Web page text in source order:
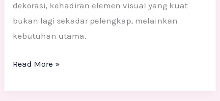
dekorasi, kehadiran elemen visual yang kuat
bukan lagi sekadar pelengkap, melainkan
kebutuhan utama.
Read More »